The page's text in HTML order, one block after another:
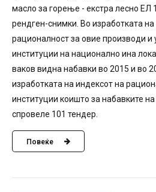
масло за горење - екстра лесно ЕЛ
рендген-снимки. Во изработката
рационалност за овие производи и
институции на национално ина
ваков видна набавки во 2015 и во
изработката на индексот на
институции коишто за набавките на
спровеле 101 тендер.
Повеќе